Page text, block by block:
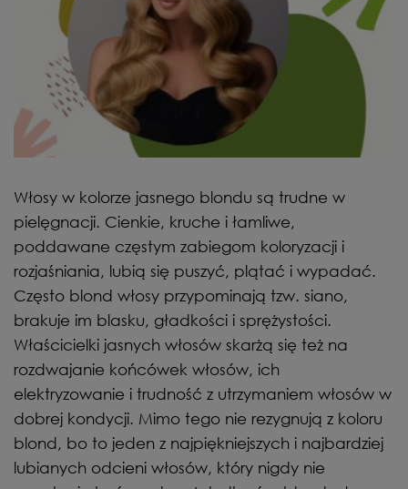
Włosy w kolorze jasnego blondu są trudne w
pielęgnacji. Cienkie, kruche i łamliwe,
poddawane częstym zabiegom koloryzacji i
rozjaśniania, lubią się puszyć, plątać i wypadać.
Często blond włosy przypominają tzw. siano,
brakuje im blasku, gładkości i sprężystości.
Właścicielki jasnych włosów skarżą się też na
rozdwajanie końcówek włosów, ich
elektryzowanie i trudność z utrzymaniem włosów w
dobrej kondycji. Mimo tego nie rezygnują z koloru
blond, bo to jeden z najpiękniejszych i najbardziej
lubianych odcieni włosów, który nigdy nie